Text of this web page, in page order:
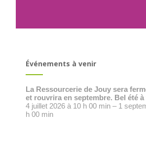
Événements à venir
La Ressourcerie de Jouy sera
et rouvrira en septembre. Bel été
4 juillet 2026 à 10 h 00 min – 1
h 00 min